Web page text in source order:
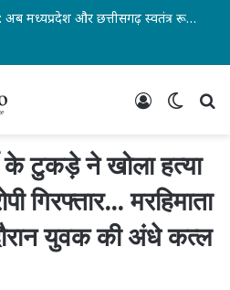
शासकीय आदर्श आईटीआई कोनी में प्राचार्य की अनुपस्थिति एवं छात्रों के उत्पीड़न पर हल्लाबोल… एनएसयूआई के प्रदेश सचिव रंजेश बोले – छात्रों की प्रताड़ना बर्दाश्त नहीं करेंगे…
Log In
के टुकड़े ने खोला हत्या
गिरफ्तार… मरहिमाता
युवक की अंधे कत्ल